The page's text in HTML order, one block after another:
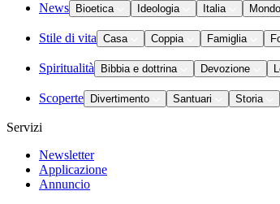
News Bioetica Ideologia Italia Mondo
Stile di vita Casa Coppia Famiglia
Spiritualità Bibbia e dottrina Devozione
Scoperte Divertimento Santuari Storia
Servizi
Newsletter
Applicazione
Annuncio